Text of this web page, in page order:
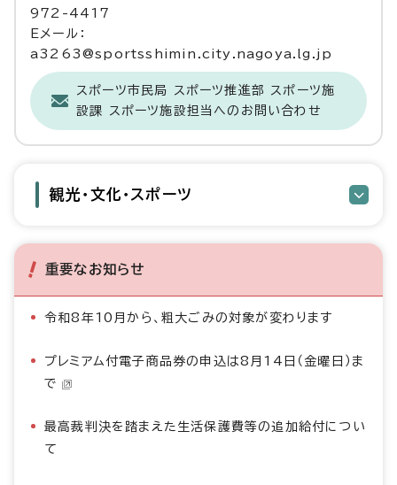
972-4417
Eメール：
a3263@sportsshimin.city.nagoya.lg.jp
スポーツ市民局 スポーツ推進部 スポーツ施
設課 スポーツ施設担当へのお問い合わせ
観光・文化・スポーツ
重要なお知らせ
令和8年10月から、粗大ごみの対象が変わります
プレミアム付電子商品券の申込は8月14日（金曜日）ま
で
最高裁判決を踏まえた生活保護費等の追加給付につい
て